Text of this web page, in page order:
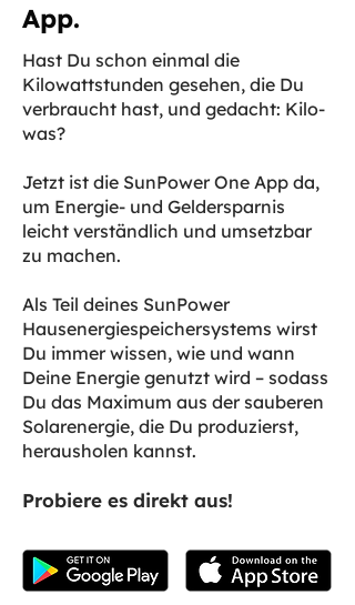
App.
Hast Du schon einmal die
Kilowattstunden gesehen, die Du
verbraucht hast, und gedacht: Kilo-
was?
Jetzt ist die SunPower One App da,
um Energie- und Geldersparnis
leicht verständlich und umsetzbar
zu machen.
Als Teil deines SunPower
Hausenergiespeichersystems wirst
Du immer wissen, wie und wann
Deine Energie genutzt wird – sodass
Du das Maximum aus der sauberen
Solarenergie, die Du produzierst,
herausholen kannst.
Probiere es direkt aus!